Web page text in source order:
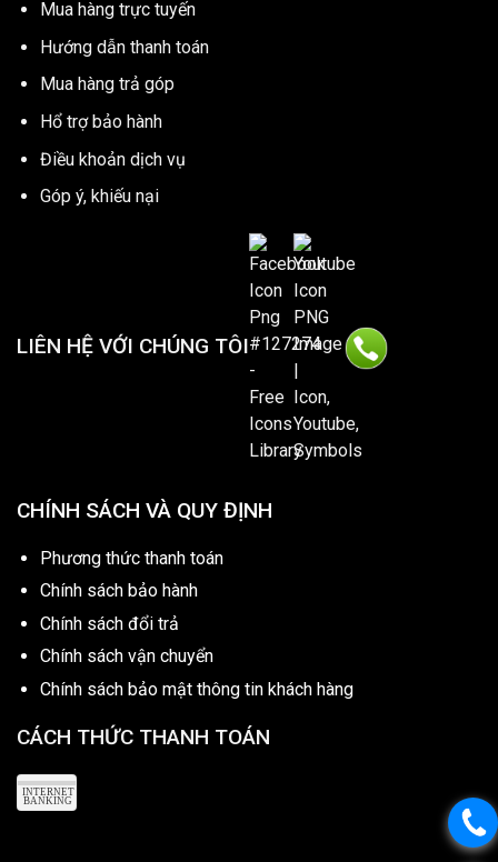
Mua hàng trực tuyến
Hướng dẫn thanh toán
Mua hàng trả góp
Hổ trợ bảo hành
Điều khoản dịch vụ
Góp ý, khiếu nại
LIÊN HỆ VỚI CHÚNG TÔI
CHÍNH SÁCH VÀ QUY ĐỊNH
Phương thức thanh toán
Chính sách bảo hành
Chính sách đổi trả
Chính sách vận chuyển
Chính sách bảo mật thông tin khách hàng
CÁCH THỨC THANH TOÁN